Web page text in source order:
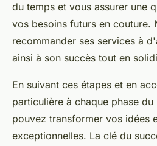
du temps et vous assurer une
vos besoins futurs en couture.
recommander ses services à
ainsi à son succès tout en
En suivant ces étapes et en
particulière à chaque phase
pouvez transformer vos idées
exceptionnelles. La clé du